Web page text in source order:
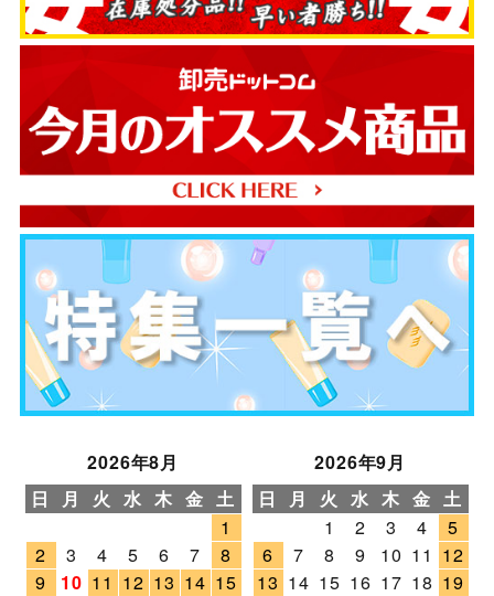
2026年8月
日
月 火 水 木 金 土
1
2
3 4 5 6 7
8
9
10 11 12 13 14 15
2026年9月
日
月 火 水 木 金 土
1
2 3 4
5
6
7 8 9 10 11 12
13 14 15 16 17 18 19